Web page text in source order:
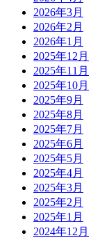
2026年3月
2026年2月
2026年1月
2025年12月
2025年11月
2025年10月
2025年9月
2025年8月
2025年7月
2025年6月
2025年5月
2025年4月
2025年3月
2025年2月
2025年1月
2024年12月